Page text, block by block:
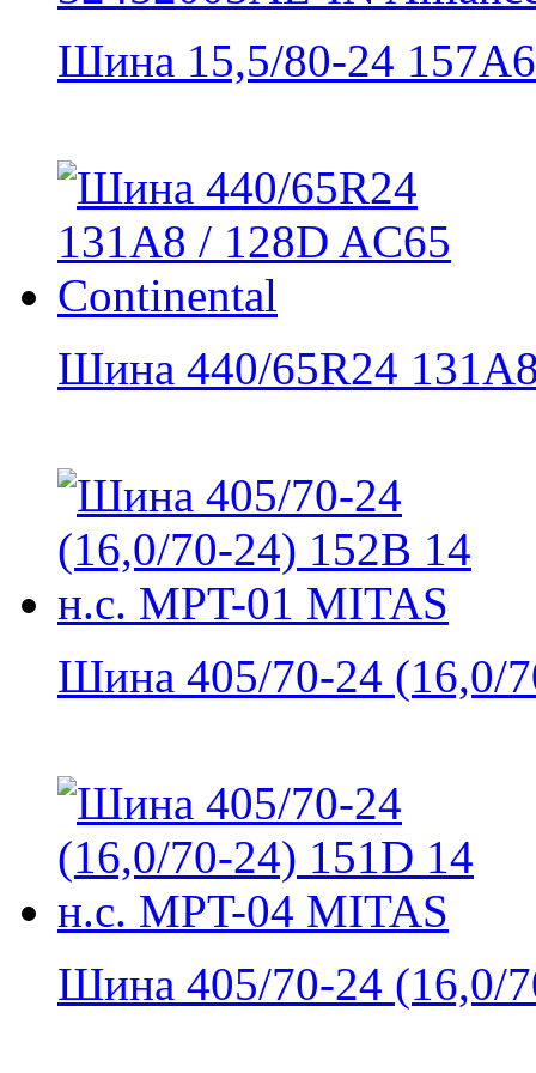
Шина 15,5/80-24
Шина 440/65R24
Шина 405/70-24 (16,0/
Шина 405/70-24 (16,0/